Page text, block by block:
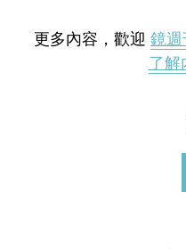
更多內容，歡迎 鏡
了解